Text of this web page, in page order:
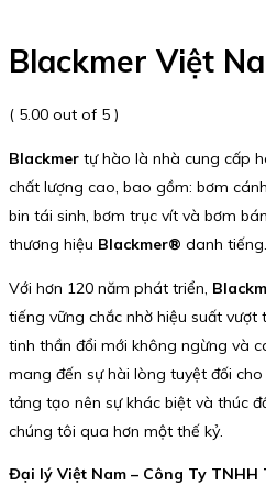
Blackmer Việt
( 5.00 out of 5 )
Blackmer tự hào là nhà cung cấp
chất lượng cao, bao gồm: bơm
bin tái sinh, bơm trục vít và bơm
thương hiệu Blackmer® danh
Với hơn 120 năm phát triển,
tiếng vững chắc nhờ hiệu suất vượt
tinh thần đổi mới không ngừng và
mang đến sự hài lòng tuyệt đối
tảng tạo nên sự khác biệt và thúc
chúng tôi qua hơn một thế kỷ.
Đại lý Việt Nam – Công Ty TNHH